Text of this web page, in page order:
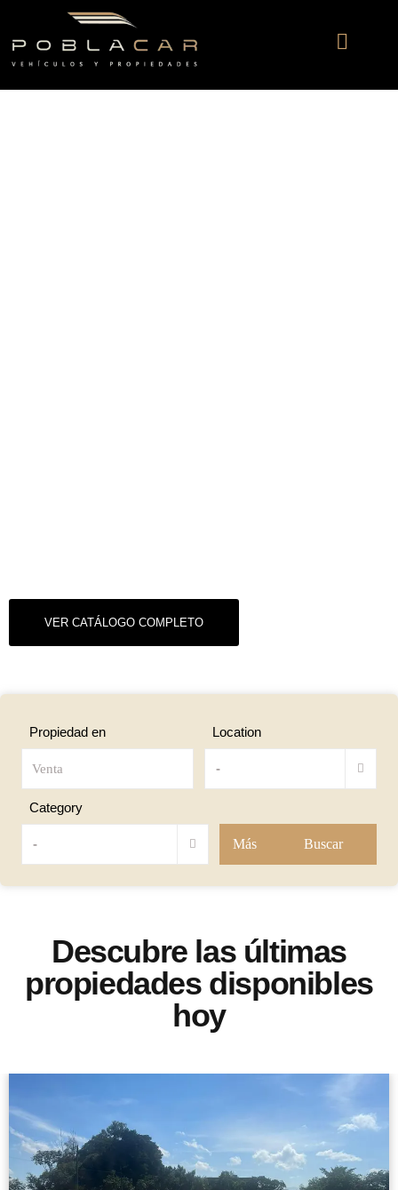
VER CATÁLOGO COMPLETO
Propiedad en Location
-
Category
- Más Buscar
Descubre las últimas
propiedades disponibles
hoy